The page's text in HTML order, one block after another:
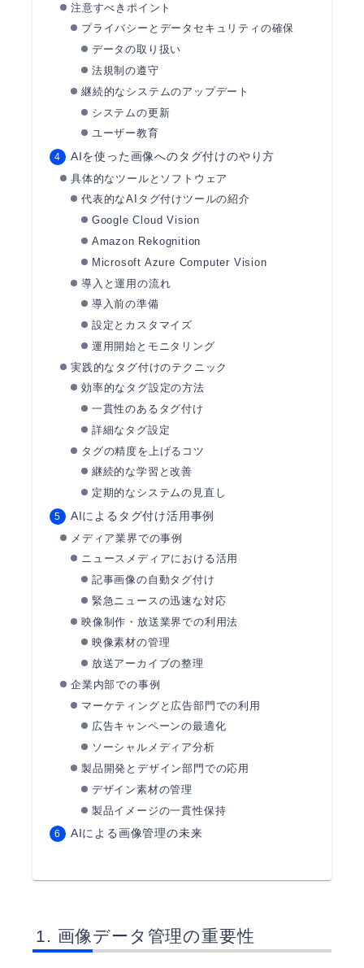
注意すべきポイント
プライバシーとデータセキュリティの確保
データの取り扱い
法規制の遵守
継続的なシステムのアップデート
システムの更新
ユーザー教育
AIを使った画像へのタグ付けのやり方
具体的なツールとソフトウェア
代表的なAIタグ付けツールの紹介
Google Cloud Vision
Amazon Rekognition
Microsoft Azure Computer Vision
導入と運用の流れ
導入前の準備
設定とカスタマイズ
運用開始とモニタリング
実践的なタグ付けのテクニック
効率的なタグ設定の方法
一貫性のあるタグ付け
詳細なタグ設定
タグの精度を上げるコツ
継続的な学習と改善
定期的なシステムの見直し
AIによるタグ付け活用事例
メディア業界での事例
ニュースメディアにおける活用
記事画像の自動タグ付け
緊急ニュースの迅速な対応
映像制作・放送業界での利用法
映像素材の管理
放送アーカイブの整理
企業内部での事例
マーケティングと広告部門での利用
広告キャンペーンの最適化
ソーシャルメディア分析
製品開発とデザイン部門での応用
デザイン素材の管理
製品イメージの一貫性保持
AIによる画像管理の未来
画像データ管理の重要性